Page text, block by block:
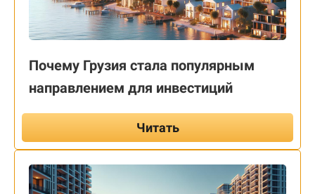
Почему Грузия стала популярным
направлением для инвестиций
Читать